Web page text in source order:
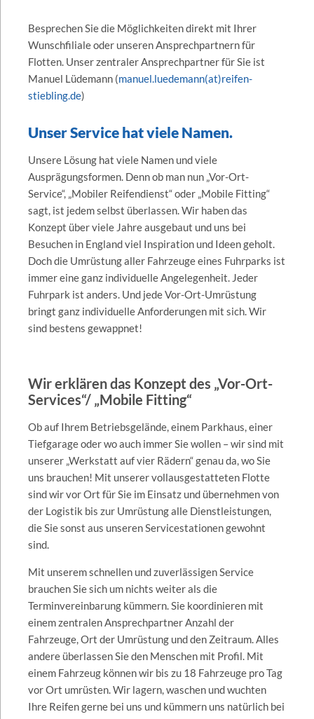
Besprechen Sie die Möglichkeiten direkt mit Ihrer
Wunschfiliale oder unseren Ansprechpartnern für
Flotten. Unser zentraler Ansprechpartner für Sie ist
Manuel Lüdemann (manuel.luedemann(at)reifen-
stiebling.de)
Unser Service hat viele Namen.
Unsere Lösung hat viele Namen und viele
Ausprägungsformen. Denn ob man nun „Vor-Ort-
Service“, „Mobiler Reifendienst“ oder „Mobile Fitting“
sagt, ist jedem selbst überlassen. Wir haben das
Konzept über viele Jahre ausgebaut und uns bei
Besuchen in England viel Inspiration und Ideen geholt.
Doch die Umrüstung aller Fahrzeuge eines Fuhrparks ist
immer eine ganz individuelle Angelegenheit. Jeder
Fuhrpark ist anders. Und jede Vor-Ort-Umrüstung
bringt ganz individuelle Anforderungen mit sich. Wir
sind bestens gewappnet!
Wir erklären das Konzept des „Vor-Ort-
Services“/ „Mobile Fitting“
Ob auf Ihrem Betriebsgelände, einem Parkhaus, einer
Tiefgarage oder wo auch immer Sie wollen – wir sind mit
unserer „Werkstatt auf vier Rädern“ genau da, wo Sie
uns brauchen! Mit unserer vollausgestatteten Flotte
sind wir vor Ort für Sie im Einsatz und übernehmen von
der Logistik bis zur Umrüstung alle Dienstleistungen,
die Sie sonst aus unseren Servicestationen gewohnt
sind.
Mit unserem schnellen und zuverlässigen Service
brauchen Sie sich um nichts weiter als die
Terminvereinbarung kümmern. Sie koordinieren mit
einem zentralen Ansprechpartner Anzahl der
Fahrzeuge, Ort der Umrüstung und den Zeitraum. Alles
andere überlassen Sie den Menschen mit Profil. Mit
einem Fahrzeug können wir bis zu 18 Fahrzeuge pro Tag
vor Ort umrüsten. Wir lagern, waschen und wuchten
Ihre Reifen gerne bei uns und kümmern uns natürlich bei